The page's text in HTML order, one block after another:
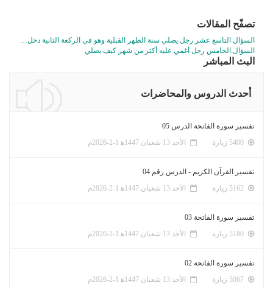
تصفّح المقالات
السؤال التاسع عشر رجل يصلي سنة الظهر القبلية وهو في الركعة الثانية دخل…
السؤال الخامس رجل أغمي عليه أكثر من شهر كيف يصلي
البث المباشر
أحدث الدروس والمحاضرات
تفسير سورة الفاتحة الدرس 05
الأحد 13 شعبان 1447ﻫ 1-2-2026م
تفسير القرآن الكريم - الدرس رقم 04
الأحد 13 شعبان 1447ﻫ 1-2-2026م
تفسير سورة الفاتحة 03
الأحد 13 شعبان 1447ﻫ 1-2-2026م
تفسير سورة الفاتحة 02
الأحد 13 شعبان 1447ﻫ 1-2-2026م